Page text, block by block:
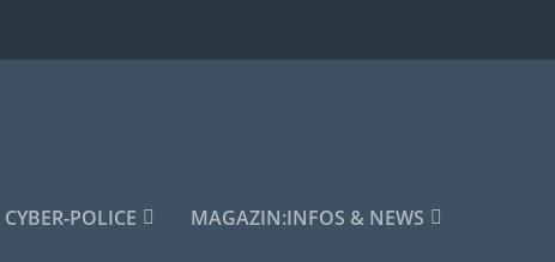
POLICE MAGAZIN:INFOS & NEWS